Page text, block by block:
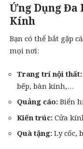
Ứng Dụng Đa
Kính
Bạn có thể bắt gặp
mọi nơi:
Trang trí nội thất:
bếp, bàn kính,…
Quảng cáo: Biển
Kiến trúc: Cửa
Quà tặng: Ly cốc,